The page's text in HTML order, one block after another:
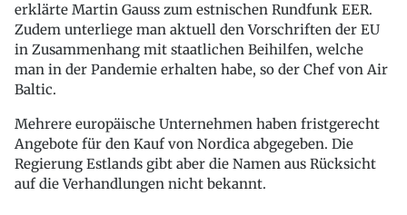
erklärte Martin Gauss zum estnischen Rundfunk EER.
Zudem unterliege man aktuell den Vorschriften der EU
in Zusammenhang mit staatlichen Beihilfen, welche
man in der Pandemie erhalten habe, so der Chef von Air
Baltic.
Mehrere europäische Unternehmen haben fristgerecht
Angebote für den Kauf von Nordica abgegeben. Die
Regierung Estlands gibt aber die Namen aus Rücksicht
auf die Verhandlungen nicht bekannt.